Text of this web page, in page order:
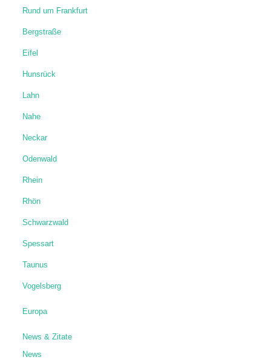
Rund um Frankfurt
Bergstraße
Eifel
Hunsrück
Lahn
Nahe
Neckar
Odenwald
Rhein
Rhön
Schwarzwald
Spessart
Taunus
Vogelsberg
Europa
News & Zitate
News